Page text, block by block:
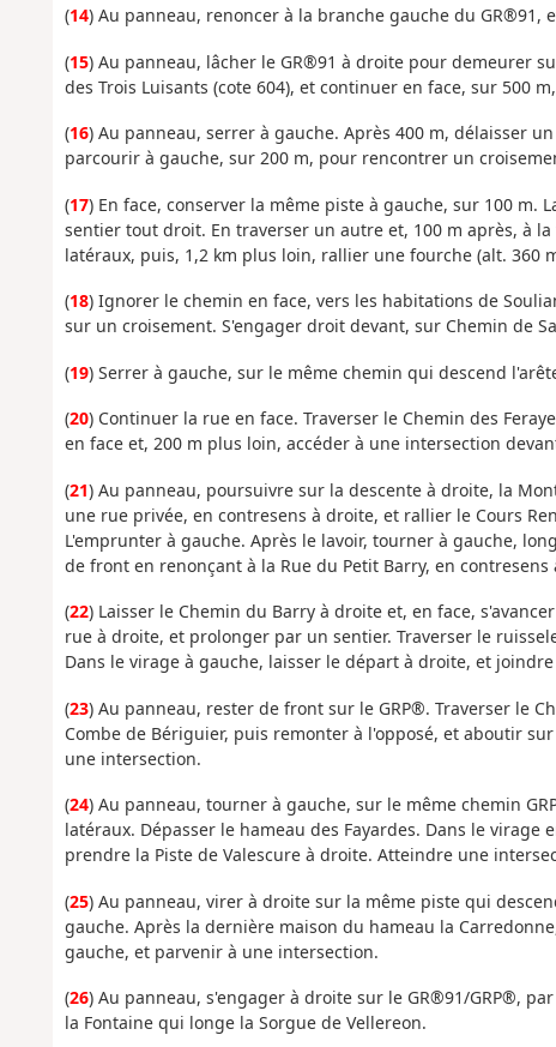
(14) Au panneau, renoncer à la branche gauche du
(15) Au panneau, lâcher le GR®91 à droite pour demeurer
des Trois Luisants (cote 604), et continuer en face, sur 500
(16) Au panneau, serrer à gauche. Après 400 m, délaisser
parcourir à gauche, sur 200 m, pour rencontrer un
(17) En face, conserver la même piste à gauche, sur 100
sentier tout droit. En traverser un autre et, 100 m après, à
latéraux, puis, 1,2 km plus loin, rallier une fourche (alt. 360
(18) Ignorer le chemin en face, vers les habitations de
sur un croisement. S'engager droit devant, sur Chemin de
(19) Serrer à gauche, sur le même chemin qui descend
(20) Continuer la rue en face. Traverser le Chemin des
en face et, 200 m plus loin, accéder à une intersection
(21) Au panneau, poursuivre sur la descente à droite, la
une rue privée, en contresens à droite, et rallier le Cours
L'emprunter à gauche. Après le lavoir, tourner à gauche,
de front en renonçant à la Rue du Petit Barry, en
(22) Laisser le Chemin du Barry à droite et, en face,
rue à droite, et prolonger par un sentier. Traverser le
Dans le virage à gauche, laisser le départ à droite, et
(23) Au panneau, rester de front sur le GRP®. Traverser le
Combe de Bériguier, puis remonter à l'opposé, et aboutir
une intersection.
(24) Au panneau, tourner à gauche, sur le même chemin
latéraux. Dépasser le hameau des Fayardes. Dans le virage
prendre la Piste de Valescure à droite. Atteindre une
(25) Au panneau, virer à droite sur la même piste qui
gauche. Après la dernière maison du hameau la
gauche, et parvenir à une intersection.
(26) Au panneau, s'engager à droite sur le GR®91/GRP®,
la Fontaine qui longe la Sorgue de Vellereon.